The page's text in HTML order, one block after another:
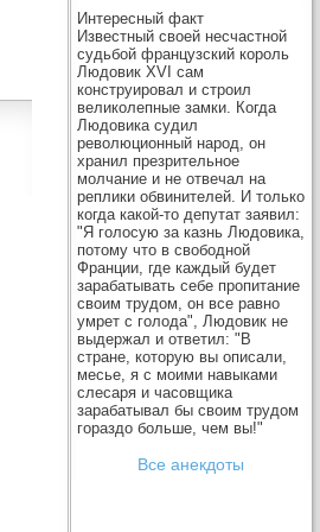
Интересный факт
Известный своей несчастной
судьбой французский король
Людовик XVI сам
конструировал и строил
великолепные замки. Когда
Людовика судил
революционный народ, он
хранил презрительное
молчание и не отвечал на
реплики обвинителей. И только
когда какой-то депутат заявил:
"Я голосую за казнь Людовика,
потому что в свободной
Франции, где каждый будет
зарабатывать себе пропитание
своим трудом, он все равно
умрет с голода", Людовик не
выдержал и ответил: "В
стране, которую вы описали,
месье, я с моими навыками
слесаря и часовщика
зарабатывал бы своим трудом
гораздо больше, чем вы!"
Все анекдоты